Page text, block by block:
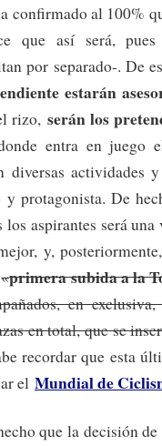
confirmado al 100%
que así será,
por separado-. De
estarán
rizo, serán los
entra en juego
diversas actividades
protagonista. De
los aspirantes será
y,
«primera subida a la
en
en total, que se
recordar que esta
el Mundial de
que la decisión